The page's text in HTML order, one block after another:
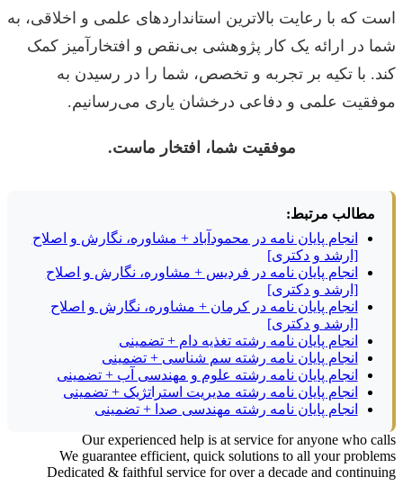
است که با رعایت بالاترین استانداردهای علمی و اخلاقی، به
شما در ارائه یک کار پژوهشی بی‌نقص و افتخارآمیز کمک
کند. با تکیه بر تجربه و تخصص، شما را در رسیدن به
موفقیت علمی و دفاعی درخشان یاری می‌رسانیم.
موفقیت شما، افتخار ماست.
مطالب مرتبط:
انجام پایان نامه در محمودآباد + مشاوره، نگارش و اصلاح
[ارشد و دکتری]
انجام پایان نامه در فردیس + مشاوره، نگارش و اصلاح
[ارشد و دکتری]
انجام پایان نامه در کرمان + مشاوره، نگارش و اصلاح
[ارشد و دکتری]
انجام پایان نامه رشته تغذیه دام + تضمینی
انجام پایان نامه رشته سم شناسی + تضمینی
انجام پایان نامه رشته علوم و مهندسی آب + تضمینی
انجام پایان نامه رشته مدیریت استراتژیک + تضمینی
انجام پایان نامه رشته مهندسی صدا + تضمینی
Our experienced help is at service for anyone who calls
We guarantee efficient, quick solutions to all your problems
Dedicated & faithful service for over a decade and continuing